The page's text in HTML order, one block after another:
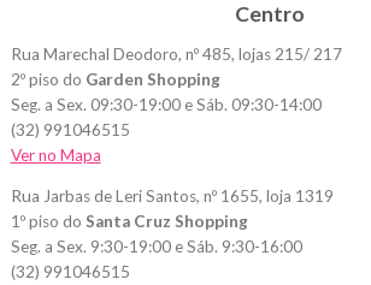
Centro
Rua Marechal Deodoro, nº 485, lojas 215/ 217
2º piso do Garden Shopping
Seg. a Sex. 09:30-19:00 e Sáb. 09:30-14:00
(32) 991046515
Ver no Mapa
Rua Jarbas de Leri Santos, nº 1655, loja 1319
1º piso do Santa Cruz Shopping
Seg. a Sex. 9:30-19:00 e Sáb. 9:30-16:00
(32) 991046515